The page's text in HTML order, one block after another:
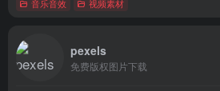
音乐音效 视频素材
pexels
免费版权图片下载